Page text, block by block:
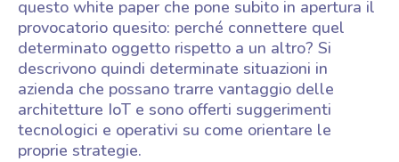
questo white paper che pone subito in apertura il
provocatorio quesito: perché connettere quel
determinato oggetto rispetto a un altro? Si
descrivono quindi determinate situazioni in
azienda che possano trarre vantaggio delle
architetture IoT e sono offerti suggerimenti
tecnologici e operativi su come orientare le
proprie strategie.